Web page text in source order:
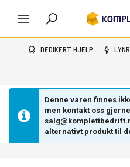
DEDIKERT HJELP
Denne varen finnes
men kontakt oss
alternativt produkt til